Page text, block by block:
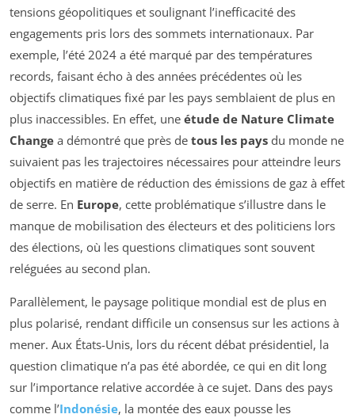
tensions géopolitiques et soulignant l’inefficacité des
engagements pris lors des sommets internationaux. Par
exemple, l’été 2024 a été marqué par des températures
records, faisant écho à des années précédentes où les
objectifs climatiques fixé par les pays semblaient de plus en
plus inaccessibles. En effet, une étude de Nature Climate
Change a démontré que près de tous les pays du monde ne
suivaient pas les trajectoires nécessaires pour atteindre leurs
objectifs en matière de réduction des émissions de gaz à effet
de serre. En Europe, cette problématique s’illustre dans le
manque de mobilisation des électeurs et des politiciens lors
des élections, où les questions climatiques sont souvent
reléguées au second plan.
Parallèlement, le paysage politique mondial est de plus en
plus polarisé, rendant difficile un consensus sur les actions à
mener. Aux États-Unis, lors du récent débat présidentiel, la
question climatique n’a pas été abordée, ce qui en dit long
sur l’importance relative accordée à ce sujet. Dans des pays
comme l’Indonésie, la montée des eaux pousse les